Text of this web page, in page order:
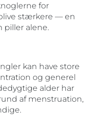
for
stærkere — en
piller alene.
kan have store
og generel
alder har
af menstruation,